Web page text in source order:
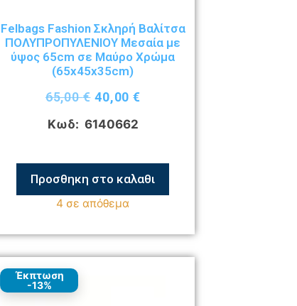
Felbags Fashion Σκληρή Βαλίτσα
ΠΟΛΥΠΡΟΠΥΛΕΝΙΟΥ Μεσαία με
ύψος 65cm σε Μαύρο Χρώμα
(65x45x35cm)
65,00€ 40,00€
Κωδ: 6140662
Προσθηκη στο καλαθι
4 σε απόθεμα
Έκπτωση
-13%